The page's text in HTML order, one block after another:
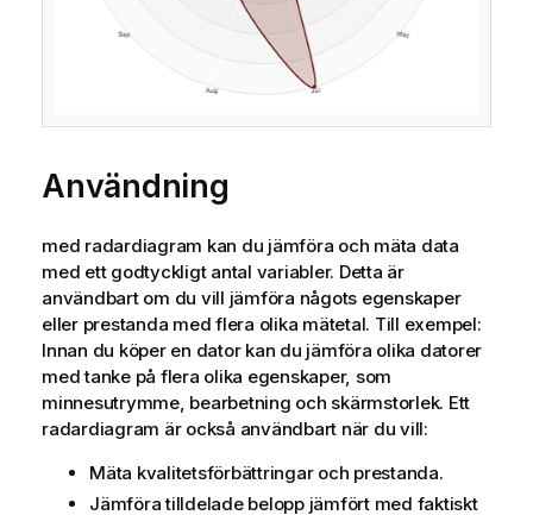
Användning
med radardiagram kan du jämföra och mäta data
med ett godtyckligt antal variabler. Detta är
användbart om du vill jämföra någots egenskaper
eller prestanda med flera olika mätetal. Till exempel:
Innan du köper en dator kan du jämföra olika datorer
med tanke på flera olika egenskaper, som
minnesutrymme, bearbetning och skärmstorlek. Ett
radardiagram är också användbart när du vill:
Mäta kvalitetsförbättringar och prestanda.
Jämföra tilldelade belopp jämfört med faktiskt